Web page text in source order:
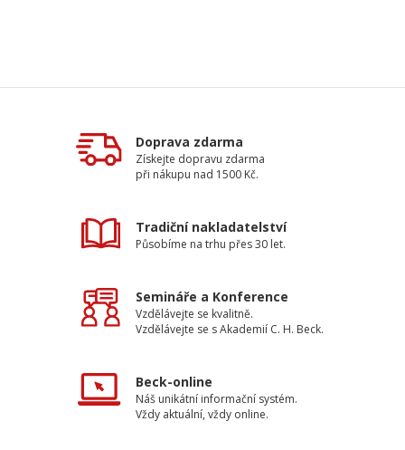
Doprava zdarma
Získejte dopravu zdarma
při nákupu nad 1500 Kč.
Tradiční nakladatelství
Působíme na trhu přes 30 let.
Semináře a Konference
Vzdělávejte se kvalitně.
Vzdělávejte se s Akademií C. H. Beck.
Beck-online
Náš unikátní informační systém.
Vždy aktuální, vždy online.